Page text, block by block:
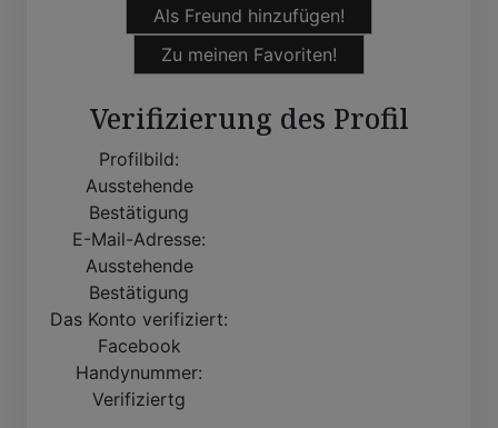
Als Freund hinzufügen!
Zu meinen Favoriten!
Verifizierung des Profil
Profilbild:
Ausstehende
Bestätigung
E-Mail-Adresse:
Ausstehende
Bestätigung
Das Konto verifiziert:
Facebook
Handynummer:
Verifiziertg